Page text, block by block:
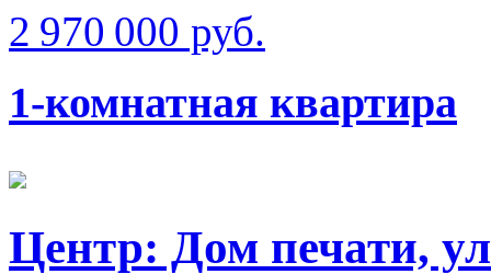
2 970 000 руб.
1-комнатная квартира
Центр: Дом печати,